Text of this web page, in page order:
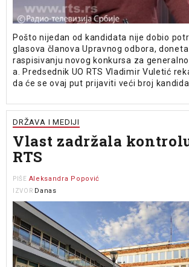
Pošto nijedan od kandidata nije dobio
glasova članova Upravnog odbora,
raspisivanju novog konkursa za
a. Predsednik UO RTS Vladimir Vuletić
da će se ovaj put prijaviti veći broj
DRŽAVA I MEDIJI
Vlast zadržala
RTS
PIŠE Aleksandra Popović
IZVOR Danas